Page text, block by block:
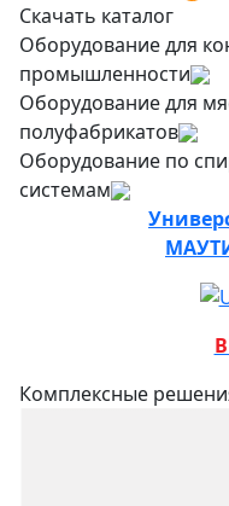
Скачать каталог
Оборудование для
промышленности
Оборудование для
полуфабрикатов
Оборудование по
системам
Комплексные